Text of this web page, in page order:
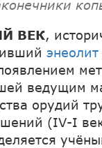
ВЕК,
энеолит
ведущим
орудий
(IV-I